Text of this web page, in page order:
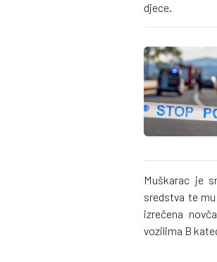
djece.
Muškarac je
sredstva te
izrečena
vozilima B